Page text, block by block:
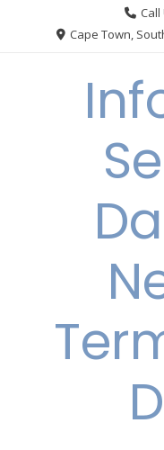
Call
Cape Town,